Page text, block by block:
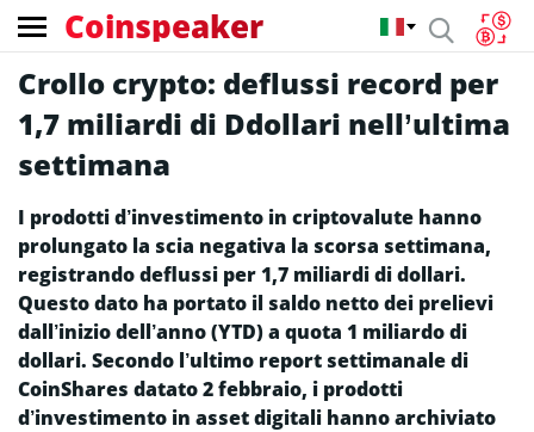
Coinspeaker
Crollo crypto: deflussi record per
1,7 miliardi di Ddollari nell’ultima
settimana
I prodotti d’investimento in criptovalute hanno
prolungato la scia negativa la scorsa settimana,
registrando deflussi per 1,7 miliardi di dollari.
Questo dato ha portato il saldo netto dei prelievi
dall’inizio dell’anno (YTD) a quota 1 miliardo di
dollari. Secondo l’ultimo report settimanale di
CoinShares datato 2 febbraio, i prodotti
d’investimento in asset digitali hanno archiviato